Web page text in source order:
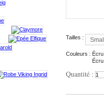
Tailles : Small
Couleurs : Écru
Écru
Quantité :